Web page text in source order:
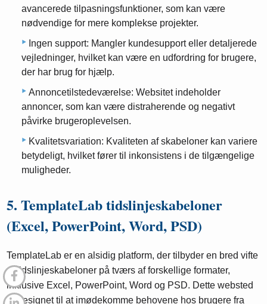
avancerede tilpasningsfunktioner, som kan være
nødvendige for mere komplekse projekter.
Ingen support: Mangler kundesupport eller detaljerede
vejledninger, hvilket kan være en udfordring for brugere,
der har brug for hjælp.
Annoncetilstedeværelse: Websitet indeholder
annoncer, som kan være distraherende og negativt
påvirke brugeroplevelsen.
Kvalitetsvariation: Kvaliteten af ​​skabeloner kan variere
betydeligt, hvilket fører til inkonsistens i de tilgængelige
muligheder.
5. TemplateLab tidslinjeskabeloner
(Excel, PowerPoint, Word, PSD)
TemplateLab er en alsidig platform, der tilbyder en bred vifte
af tidslinjeskabeloner på tværs af forskellige formater,
inklusive Excel, PowerPoint, Word og PSD. Dette websted
er designet til at imødekomme behovene hos brugere fra